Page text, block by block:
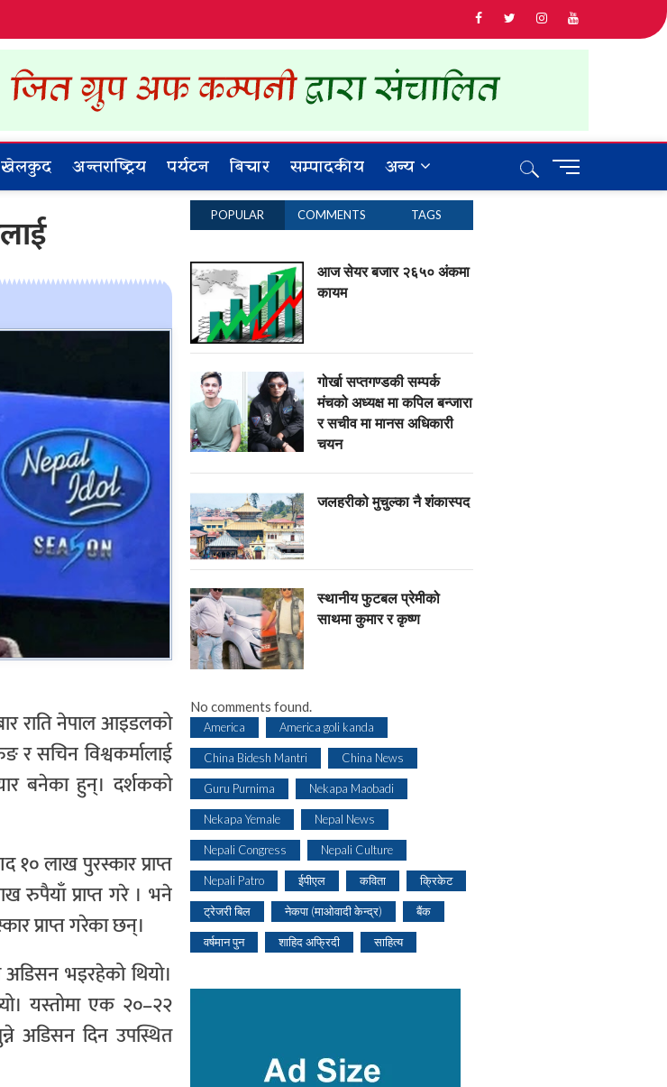
Khabar
खेलकुद अन्तराष्ट्रिय पर्यटन बिचार सम्पादकीय अन्य
M
राति नेपाल आइडलको
र सचिन विश्वकर्मालाई
बनेका हुन्। दर्शकको
१० लाख पुरस्कार प्राप्त
रुपैयाँ प्राप्त गरे । भने
प्राप्त गरेका छन्।
भइरहेको थियो।
यस्तोमा एक २०–२२
अडिसन दिन उपस्थित
POPULAR COMMENTS TAGS
आज सेयर बजार २६५० अंकमा
कायम
गोर्खा सप्तगण्डकी सम्पर्क
मंचको अध्यक्ष मा कपिल बन्जारा
र सचीव मा मानस अधिकारी
चयन
जलहरीको मुचुल्का नै शंंकास्पद
स्थानीय फुटबल प्रेमीको
साथमा कुमार र कृष्ण
No comments found.
America America goli kanda
China Bidesh Mantri China News
Guru Purnima Nekapa Maobadi
Nekapa Yemale Nepal News
Nepali Congress Nepali Culture
Nepali Patro ईपीएल कविता क्रिकेट
ट्रेजरी बिल नेकपा (माओवादी केन्द्र) बैंक
वर्षमान पुन शाहिद अफ्रिदी साहित्य